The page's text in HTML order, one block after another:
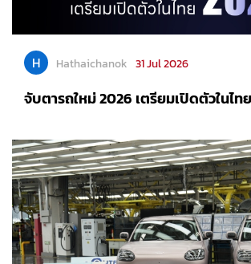
H Hathaichanok 31 Jul 2026
จับตารถใหม่ 2026 เตรียมเปิดตัวในไทย